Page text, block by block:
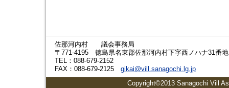
佐那河内村 議会事務局
〒771-4195 徳島県名東郡佐那河内村下字西ノハナ31番地
TEL：088-679-2152
FAX：088-679-2125 gikai@vill.sanagochi.lg.jp
Copyright©2013 Sanagochi Vill